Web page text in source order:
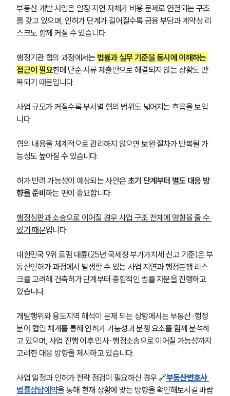
부동산 개발 사업은 일정 지연 자체가 비용 문제로 연결되는 구조
를 갖고 있으며, 인허가 단계가 길어질수록 금융 부담과 계약상 리
스크도 함께 커질 수 있습니다.
행정기관 협의 과정에서는 법률과 실무 기준을 동시에 이해하는
접근이 필요한데 단순 서류 제출만으로 해결되지 않는 상황도 반
복되기 때문입니다.
사업 규모가 커질수록 부서별 협의 범위도 넓어지는 흐름을 보입
니다.
협의 내용을 체계적으로 관리하지 않으면 보완 절차가 반복될 가
능성도 높아질 수 있습니다.
허가 반려 가능성이 예상되는 사안은 초기 단계부터 별도 대응 방
향을 준비하는 편이 중요합니다.
행정심판과 소송으로 이어질 경우 사업 구조 전체에 영향을 줄 수
있기 때문입니다.
대한민국 9위 로펌 대륜(25년 국세청 부가가치세 신고 기준)은 부
동산인허가 과정에서 발생할 수 있는 사업 지연과 행정분쟁 리스
크를 고려해 건축허가 단계부터 종합적인 법률 자문을 진행하고
있습니다.
개발행위와 용도지역 해석이 문제 되는 상황에서는 부동산·행정
분야 협업 체계를 통해 인허가 가능성과 분쟁 요소를 함께 분석하
고 있으며, 사업 진행 이후 민사·행정소송으로 이어질 가능성까지
고려한 대응 방향을 제시하고 있습니다.
사업 일정과 인허가 전략 점검이 필요하신 경우 🔗부동산변호사
법률상담예약을 통해 현재 상황에 맞는 방향을 확인해보시길 바랍